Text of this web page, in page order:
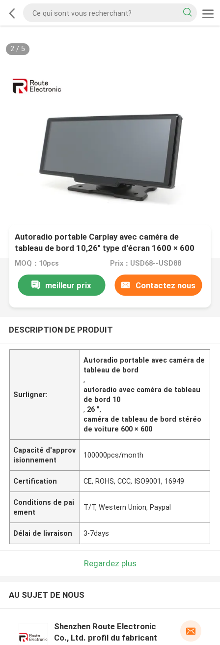
2/ 5
Autoradio portable Carplay avec caméra de
tableau de bord 10,26" type d'écran 1600 × 600
MOQ：10pcs Prix：USD68--USD88
meilleur prix Contactez nous
DESCRIPTION DE PRODUIT
Surligner:
Autoradio portable avec caméra de
tableau de bord
,
autoradio avec caméra de tableau
de bord 10
, 26 ",
caméra de tableau de bord stéréo
de voiture 600 × 600
Capacité d'approv
isionnement
100000pcs/month
Certification CE, ROHS, CCC, ISO9001, 16949
Conditions de pai
ement
T/T, Western Union, Paypal
Délai de livraison 3-7days
Regardez plus
AU SUJET DE NOUS
Shenzhen Route Electronic
Co., Ltd. profil du fabricant